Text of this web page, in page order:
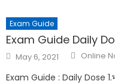
Exam Guide
Exam Guide Daily
May 6, 2021 Online
Exam Guide : Daily Dose